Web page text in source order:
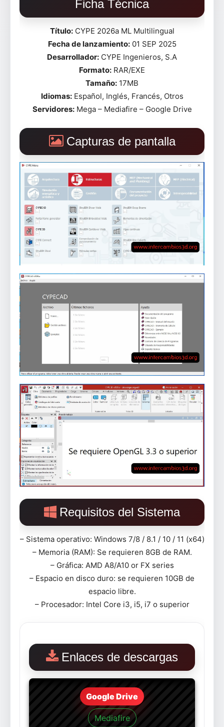
Ficha Técnica
Título:CYPE 2026a ML Multilingual
Fecha de lanzamiento:01 SEP 2025
Desarrollador: CYPE Ingenieros, S.A
Formato: RAR/EXE
Tamaño: 17MB
Idiomas:Español, Inglés, Francés, Otros
Servidores:Mega – Mediafire – Google Drive
Capturas de pantalla
Requisitos del Sistema
– Sistema operativo: Windows 7/8 / 8.1 / 10 / 11 (x64)
– Memoria (RAM): Se requieren 8GB de RAM.
– Gráfica: AMD A8/A10 or FX series
– Espacio en disco duro: se requieren 10GB de
espacio libre.
– Procesador: Intel Core i3, i5, i7 o superior
Enlaces de descargas
Google Drive
Mediafire